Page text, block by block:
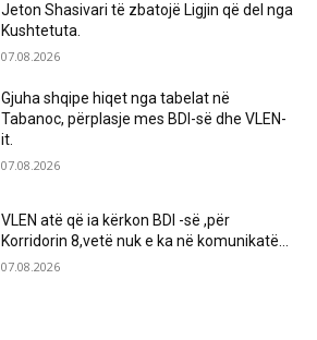
Jeton Shasivari të zbatojë Ligjin që del nga
Kushtetuta.
07.08.2026
Gjuha shqipe hiqet nga tabelat në
Tabanoc, përplasje mes BDI-së dhe VLEN-
it.
07.08.2026
VLEN atë që ia kërkon BDI -së ,për
Korridorin 8,vetë nuk e ka në komunikatë…
07.08.2026